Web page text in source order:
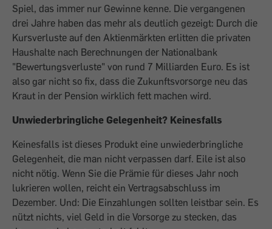
Spiel, das immer nur Gewinne kenne. Die vergangenen
drei Jahre haben das mehr als deutlich gezeigt: Durch die
Kursverluste auf den Aktienmärkten erlitten die privaten
Haushalte nach Berechnungen der Nationalbank
"Bewertungsverluste" von rund 7 Milliarden Euro. Es ist
also gar nicht so fix, dass die Zukunftsvorsorge neu das
Kraut in der Pension wirklich fett machen wird.
Unwiederbringliche Gelegenheit? Keinesfalls
Keinesfalls ist dieses Produkt eine unwiederbringliche
Gelegenheit, die man nicht verpassen darf. Eile ist also
nicht nötig. Wenn Sie die Prämie für dieses Jahr noch
lukrieren wollen, reicht ein Vertragsabschluss im
Dezember. Und: Die Einzahlungen sollten leistbar sein. Es
nützt nichts, viel Geld in die Vorsorge zu stecken, das